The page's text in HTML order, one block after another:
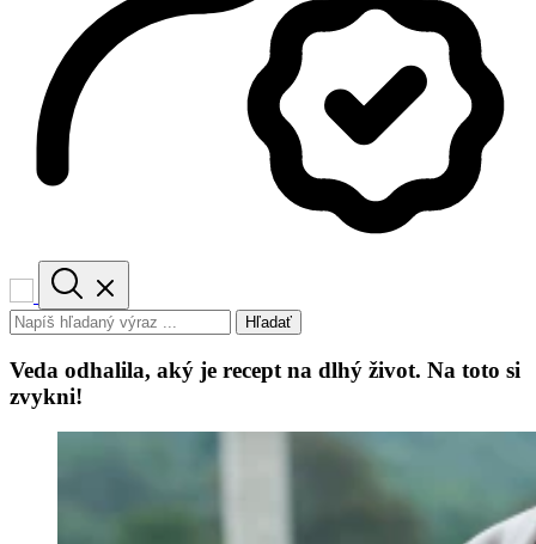
Hľadať
Veda odhalila, aký je recept na dlhý život. Na toto si
zvykni!